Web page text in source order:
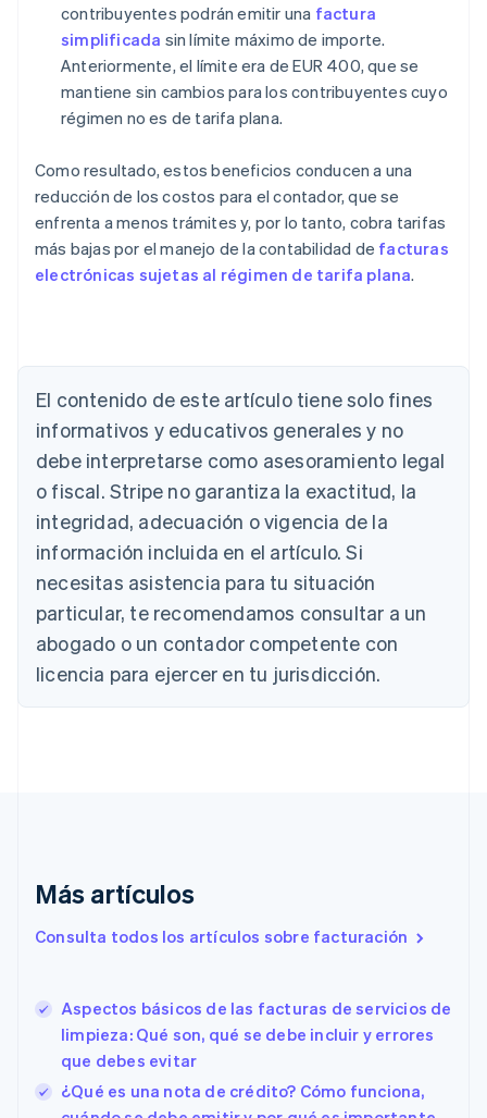
contribuyentes podrán emitir una factura
simplificada sin límite máximo de importe.
Anteriormente, el límite era de EUR 400, que se
mantiene sin cambios para los contribuyentes cuyo
régimen no es de tarifa plana.
Como resultado, estos beneficios conducen a una
reducción de los costos para el contador, que se
enfrenta a menos trámites y, por lo tanto, cobra tarifas
más bajas por el manejo de la contabilidad de facturas
electrónicas sujetas al régimen de tarifa plana.
El contenido de este artículo tiene solo fines
informativos y educativos generales y no
debe interpretarse como asesoramiento legal
o fiscal. Stripe no garantiza la exactitud, la
integridad, adecuación o vigencia de la
información incluida en el artículo. Si
necesitas asistencia para tu situación
particular, te recomendamos consultar a un
abogado o un contador competente con
licencia para ejercer en tu jurisdicción.
Más artículos
Consulta todos los artículos sobre facturación
Aspectos básicos de las facturas de servicios de
limpieza: Qué son, qué se debe incluir y errores
que debes evitar
¿Qué es una nota de crédito? Cómo funciona,
DeutschEnglish
English
Austria
DeutschEnglish
Bélgica
Nederlands FrançaisDeutschEnglish
Brasil
Bulgaria
English
Canadá
EnglishFrançais
China continental
Eslovaquia
Eslovenia
EspañolEnglish
Estados Unidos
EnglishEspañol简体中文
English